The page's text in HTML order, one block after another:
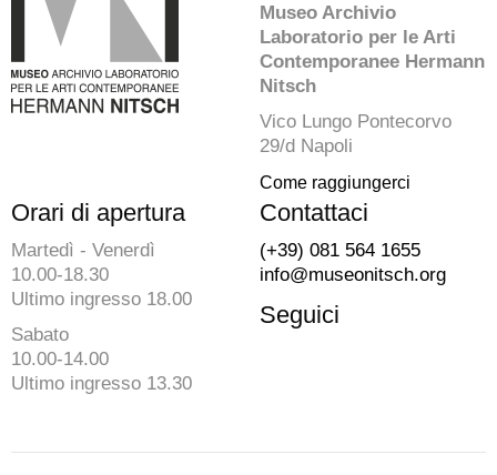
Museo Archivio
Laboratorio per le Arti
Contemporanee Hermann
Nitsch
Vico Lungo Pontecorvo
29/d Napoli
Come raggiungerci
Orari di apertura
Martedì - Venerdì
10.00-18.30
Ultimo ingresso 18.00
Sabato
10.00-14.00
Ultimo ingresso 13.30
Contattaci
(+39) 081 564 1655
info@museonitsch.org
Seguici